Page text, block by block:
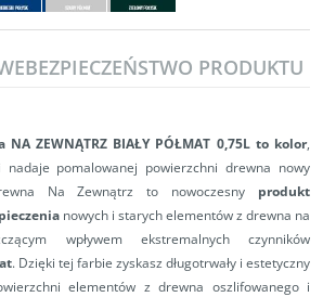
BEZPIECZEŃSTWO PRODUKTU
ZEWNĄTRZ BIAŁY PÓŁMAT 0,75L to kolor,
pomalowanej powierzchni drewna nowy
Na Zewnątrz to nowoczesny produkt
nowych i starych elementów z drewna na
wpływem ekstremalnych czynników
. Dzięki tej farbie zyskasz długotrwały i estetyczny
elementów z drewna oszlifowanego i